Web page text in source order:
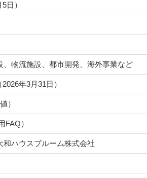
日）
、物流施設、都市開発、海外事業など
年3月31日）
）
FAQ）
和ハウスブルーム株式会社